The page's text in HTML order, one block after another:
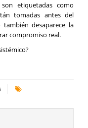
etiquetadas como
tomadas antes del
desaparece la
compromiso real.